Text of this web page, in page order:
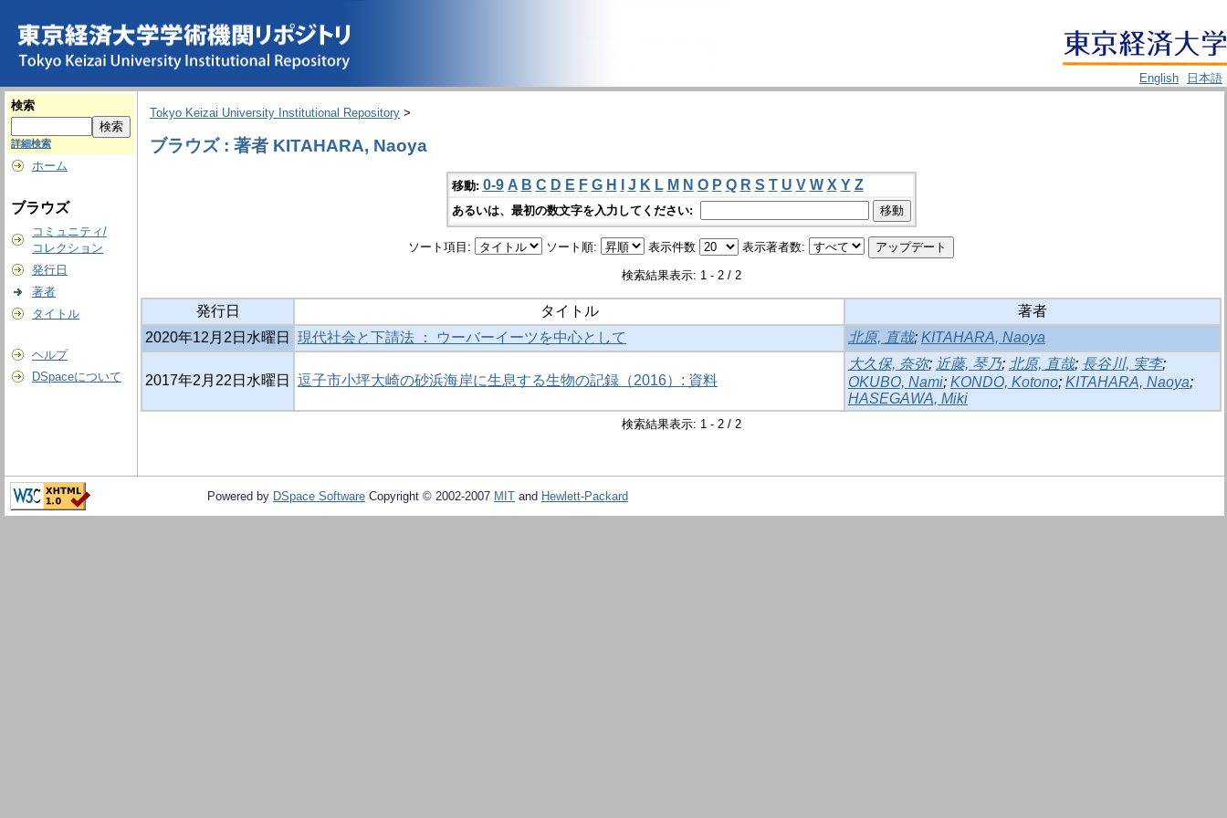
English
日本語
検索
詳細検索
ホーム
ブラウズ
コミュニティ/
コレクション
発行日
著者
タイトル
ヘルプ
DSpaceについて
Tokyo Keizai University Institutional Repository >
ブラウズ : 著者 KITAHARA, Naoya
移動: 0-9 A B C D E F G H J K L M N O P Q R S T U V W X Y Z
あるいは、最初の数文字を入力してください:
ソート項目: ソート順: 表示件数 表示著者数:
検索結果表示: 1 - 2 / 2
発行日 タイトル
著者
2020年12月2日水曜日
現代社会と下請法 ： ウーバーイーツを中心として 北原, 直哉; KITAHARA, Naoya
2017年2月22日水曜日 逗子市小坪大崎の砂浜海岸に生息する生物の記録（2016）: 資料
大久保, 奈弥; 近藤, 琴乃; 北原, 直哉; 長谷川, 実李;
OKUBO, Nami; KONDO, Kotono; KITAHARA, Naoya;
HASEGAWA, Miki
検索結果表示: 1 - 2 / 2
Powered by DSpace Software Copyright © 2002-2007 MIT and Hewlett-Packard